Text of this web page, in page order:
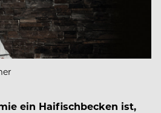
ein Haifischbecken ist,